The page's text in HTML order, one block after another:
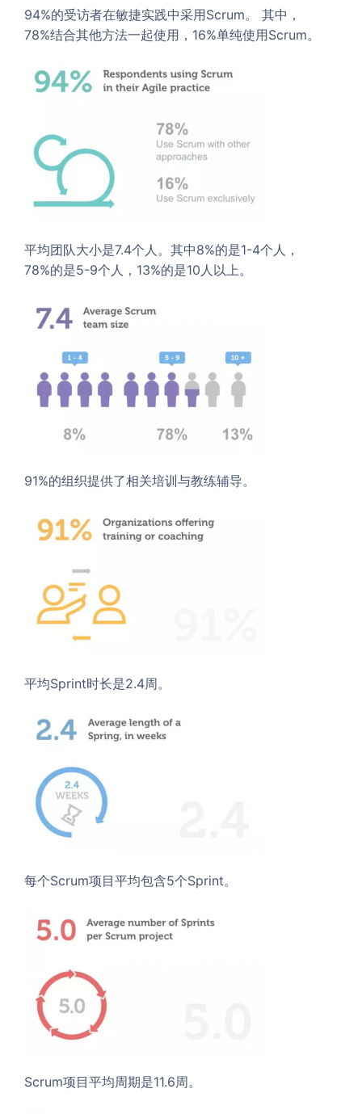
94%的受访者在敏捷实践中采用Scrum。 其中，
78%结合其他方法一起使用，16%单纯使用Scrum。
平均团队大小是7.4个人。其中8%的是1-4个人，
78%的是5-9个人，13%的是10人以上。
91%的组织提供了相关培训与教练辅导。
平均Sprint时长是2.4周。
每个Scrum项目平均包含5个Sprint。
Scrum项目平均周期是11.6周。